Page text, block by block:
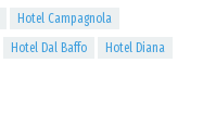
Hotel Campagnola
Hotel Dal Baffo
Hotel Diana